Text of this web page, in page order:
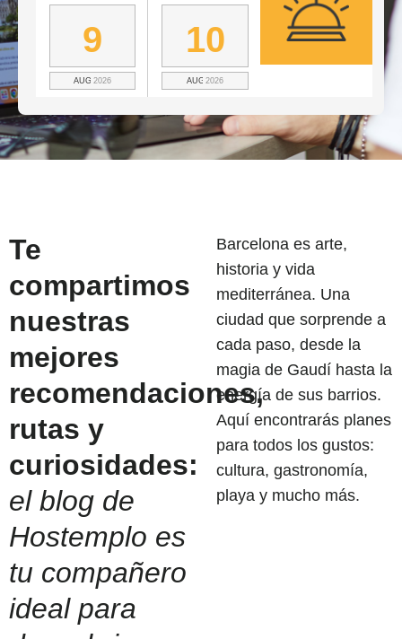
9
AUGUST
2026
10
AUGUST
2026
Te
compartimos
nuestras
mejores
recomendaciones,
rutas y
curiosidades:
el blog de
Hostemplo es
tu compañero
ideal para
Barcelona es arte,
historia y vida
mediterránea. Una
ciudad que sorprende a
cada paso, desde la
magia de Gaudí hasta la
energía de sus barrios.
Aquí encontrarás planes
para todos los gustos:
cultura, gastronomía,
playa y mucho más.